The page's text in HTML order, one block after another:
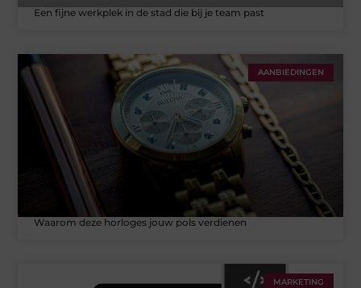
Een fijne werkplek in de stad die bij je team past
AANBIEDINGEN
Waarom deze horloges jouw pols verdienen
MARKETING